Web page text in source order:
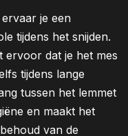
je een
tijdens het snijden.
ervoor dat je het mes
tijdens lange
tussen het lemmet
en maakt het
van de